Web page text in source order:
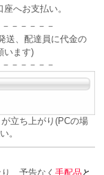
へお支払い。
－－－－－
送、配達員に代金の
います)
－－－－－
立ち上がり(PCの場
。
、予告なく手配品 と